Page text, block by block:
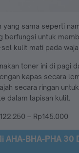
yang sama seperti
berfungsi untuk
kulit mati pada
toner ini di pagi
kapas secara
secara ringan
dalam lapisan kulit.
– Rp145.000
AHA-BHA-PHA 30